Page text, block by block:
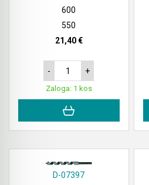
600
550
21,40 €
- +
Zaloga: 1 kos
D-07397